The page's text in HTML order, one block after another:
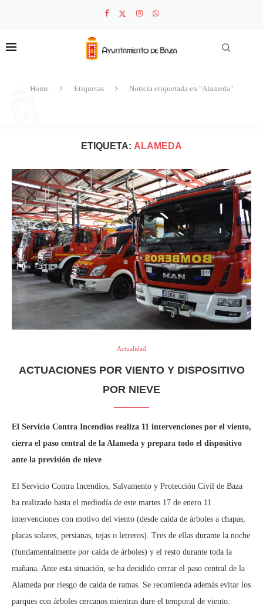
Home Etiquetas Noticia etiquetada en "Alameda"
ETIQUETA: ALAMEDA
Actualidad
ACTUACIONES POR VIENTO Y DISPOSITIVO
POR NIEVE
El Servicio Contra Incendios realiza 11 intervenciones por el viento,
cierra el paso central de la Alameda y prepara todo el dispositivo
ante la previsión de nieve
El Servicio Contra Incendios, Salvamento y Protección Civil de Baza
ha realizado hasta el mediodía de este martes 17 de enero 11
intervenciones con motivo del viento (desde caída de árboles a chapas,
placas solares, persianas, tejas o letreros). Tres de ellas durante la noche
(fundamentalmente por caída de árboles) y el resto durante toda la
mañana. Ante esta situación, se ha decidido cerrar el paso central de la
Alameda por riesgo de caída de ramas. Se recomienda además evitar los
parques con árboles cercanos mientras dure el temporal de viento.